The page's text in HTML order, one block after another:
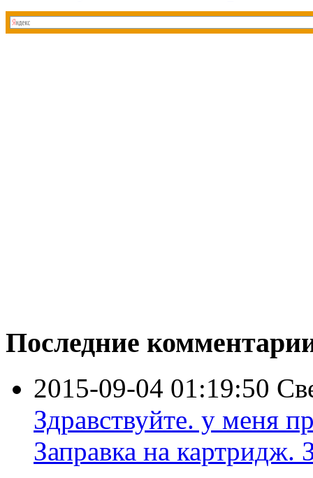
Последние
2015-09-04 01:19:50
Здравствуйте. у меня
Заправка на картридж.